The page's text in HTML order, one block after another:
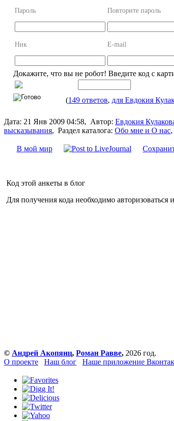
Пароль Повторите пароль
Ник E-mail
Докажите, что вы не робот! Введите код с
(149 ответов, для Евдокия
Дата: 21 Янв 2009 04:58, Автор: Евдокия
высказывания, Раздел каталога: Обо мне и О нас,
В мой мир
Код этой анкеты в блог
Для получения кода необходимо авторизоваться
© Андрей Акопянц, Роман Равве, 2026 год.
О проекте
Наш блог Наше приложение